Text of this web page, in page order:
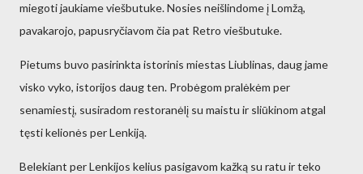
miegoti jaukiame viešbutuke. Nosies neišlindome į Lomžą,
pavakarojo, papusryčiavom čia pat Retro viešbutuke.
Pietums buvo pasirinkta istorinis miestas Liublinas, daug jame
visko vyko, istorijos daug ten. Probėgom pralėkėm per
senamiestį, susiradom restoranėlį su maistu ir sliūkinom atgal
tęsti kelionės per Lenkiją.
Belekiant per Lenkijos kelius pasigavom kažką su ratu ir teko